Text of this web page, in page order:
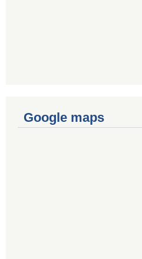
Google maps